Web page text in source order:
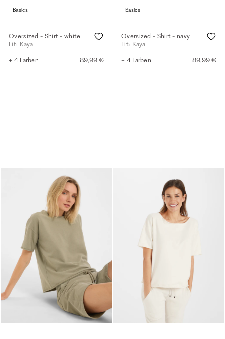
Basics
Oversized - Shirt - white
Fit: Kaya
+ 4 Farben 89,99 €
Basics
Oversized - Shirt - navy
Fit: Kaya
+ 4 Farben 89,99 €